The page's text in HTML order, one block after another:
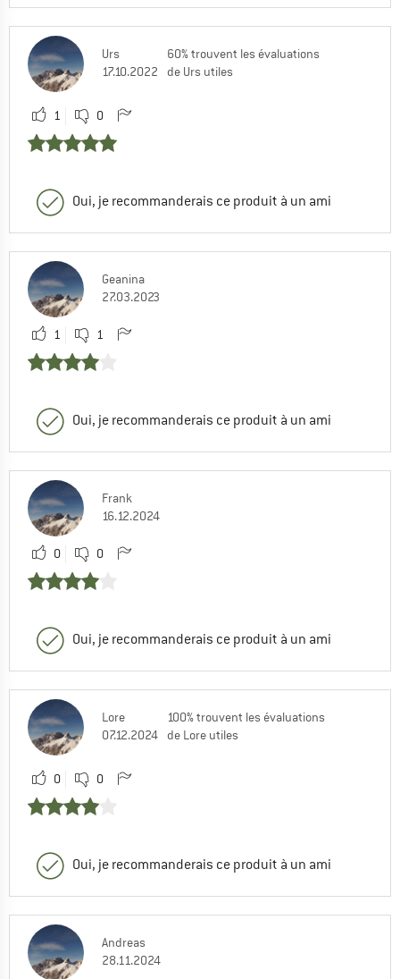
Urs
17.10.2022
60% trouvent les évaluations
de Urs utiles
1 0
Oui, je recommanderais ce produit à un ami
Geanina
27.03.2023
1 1
Oui, je recommanderais ce produit à un ami
Frank
16.12.2024
0 0
Oui, je recommanderais ce produit à un ami
Lore
07.12.2024
100% trouvent les évaluations
de Lore utiles
0 0
Oui, je recommanderais ce produit à un ami
Andreas
28.11.2024